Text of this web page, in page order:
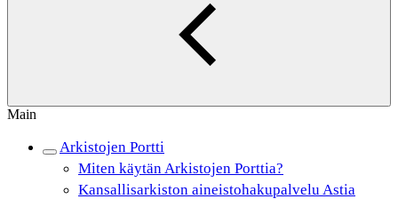
Main
Arkistojen Portti
Miten käytän Arkistojen Porttia?
Kansallisarkiston aineistohakupalvelu Astia